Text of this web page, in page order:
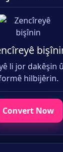
li jor dakêşin
hilbijêrin.
Convert Now